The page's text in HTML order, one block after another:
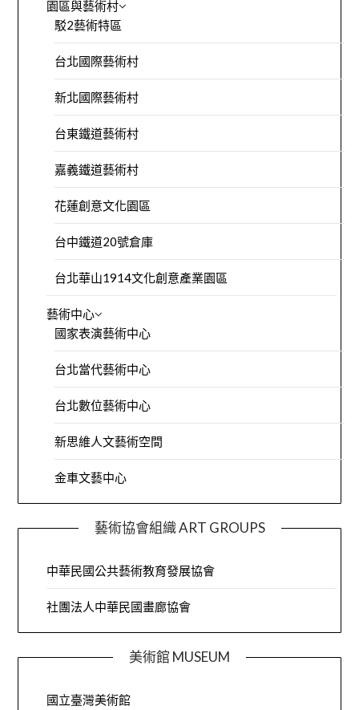
園區與藝術村
駁2藝術特區
台北國際藝術村
新北國際藝術村
台東鐵道藝術村
嘉義鐵道藝術村
花蓮創意文化園區
台中鐵道20號倉庫
台北華山1914文化創意產業園區
藝術中心
國家表演藝術中心
台北當代藝術中心
台北數位藝術中心
新思維人文藝術空間
金車文藝中心
藝術協會組織 ART GROUPS
中華民國公共藝術教育發展協會
社團法人中華民國畫廊協會
美術館 MUSEUM
國立臺灣美術館